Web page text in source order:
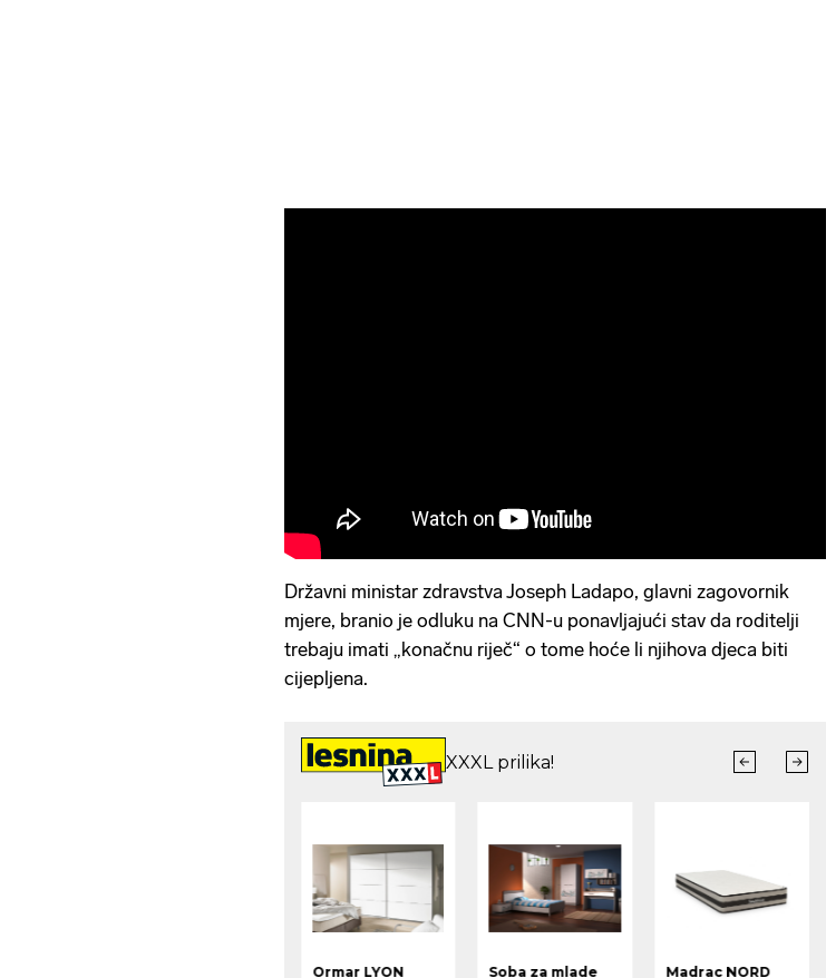
Državni ministar zdravstva Joseph Ladapo, glavni zagovornik
mjere, branio je odluku na CNN-u ponavljajući stav da roditelji
trebaju imati „konačnu riječ“ o tome hoće li njihova djeca biti
cijepljena.